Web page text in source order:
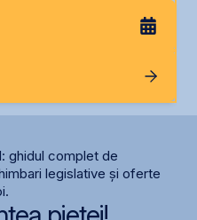
ghidul complet de
legislative și oferte